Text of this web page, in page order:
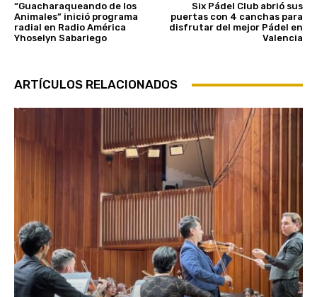
“Guacharaqueando de los
Animales” inició programa
radial en Radio América
Yhoselyn Sabariego
Six Pádel Club abrió sus
puertas con 4 canchas para
disfrutar del mejor Pádel en
Valencia
ARTÍCULOS RELACIONADOS